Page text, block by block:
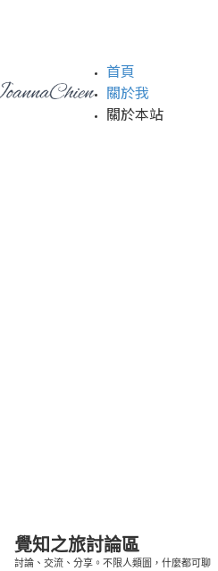
首頁
關於我
關於本站
覺知之旅討論區
討論、交流、分享。不限人類圖，什麼都可聊